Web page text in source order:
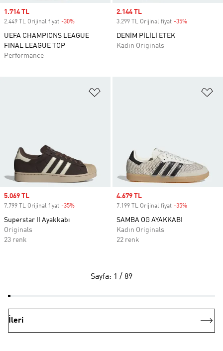
Sale price
1.714 TL
2.449 TL Orijinal fiyat -30%
UEFA CHAMPIONS LEAGUE
FINAL LEAGUE TOP
Performance
Sale price
2.144 TL
3.299 TL Orijinal fiyat -35%
DENİM PİLİLİ ETEK
Kadın Originals
Sale price
5.069 TL
7.799 TL Orijinal fiyat -35%
Superstar II Ayakkabı
Originals
23 renk
Sale price
4.679 TL
7.199 TL Orijinal fiyat -35%
SAMBA OG AYAKKABI
Kadın Originals
22 renk
Sayfa: 1 / 89
İleri